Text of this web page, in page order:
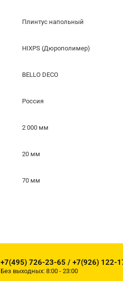
Плинтус напольный
HIXPS (Дюрополимер)
BELLO DECO
Россия
2 000 мм
20 мм
70 мм
+7(495) 726-23-65 / +7(926) 122-
Без выходных: 8:00 - 23:00